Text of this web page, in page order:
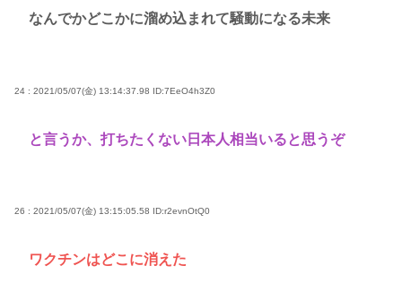
なんでかどこかに溜め込まれて騒動になる未来
24 : 2021/05/07(金) 13:14:37.98 ID:7EeO4h3Z0
と言うか、打ちたくない日本人相当いると思うぞ
26 : 2021/05/07(金) 13:15:05.58 ID:r2evnOtQ0
ワクチンはどこに消えた